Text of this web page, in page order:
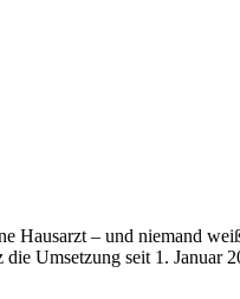
Hausarzt – und niemand
Umsetzung seit 1. Januar